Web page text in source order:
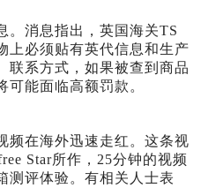
。消息指出，英国海关TS
上必须贴有英代信息和生产
联系方式，如果被查到商品
能面临高额罚款。
频在海外迅速走红。这条视
Star所作，25分钟的视频
测评体验。有相关人士表